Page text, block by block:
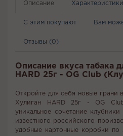
Описание Характеристики
С этим покупают Вам
Отзывы (0)
Описание вкуса табака
HARD 25г - OG Club
Откройте для себя новые грани
Хулиган HARD 25г - OG
уникальное сочетание
известного российского
удобные картонные коробки по